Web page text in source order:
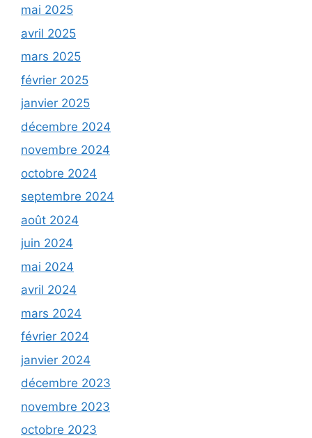
mai 2025
avril 2025
mars 2025
février 2025
janvier 2025
décembre 2024
novembre 2024
octobre 2024
septembre 2024
août 2024
juin 2024
mai 2024
avril 2024
mars 2024
février 2024
janvier 2024
décembre 2023
novembre 2023
octobre 2023